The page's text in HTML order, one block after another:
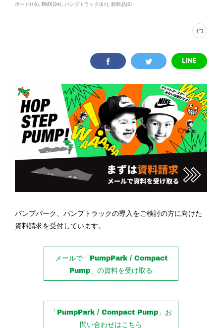
ボード(16) BMX(34) パンプトラック(61) 新商品(5)
パンプパーク、パンプトラックの導入をご検討の方に向けた
資料請求を受付しています。
メールで「PumpPark / Compact
Pump」の資料を受け取る
「PumpPark / Compact Pump」お
問い合わせはこちら